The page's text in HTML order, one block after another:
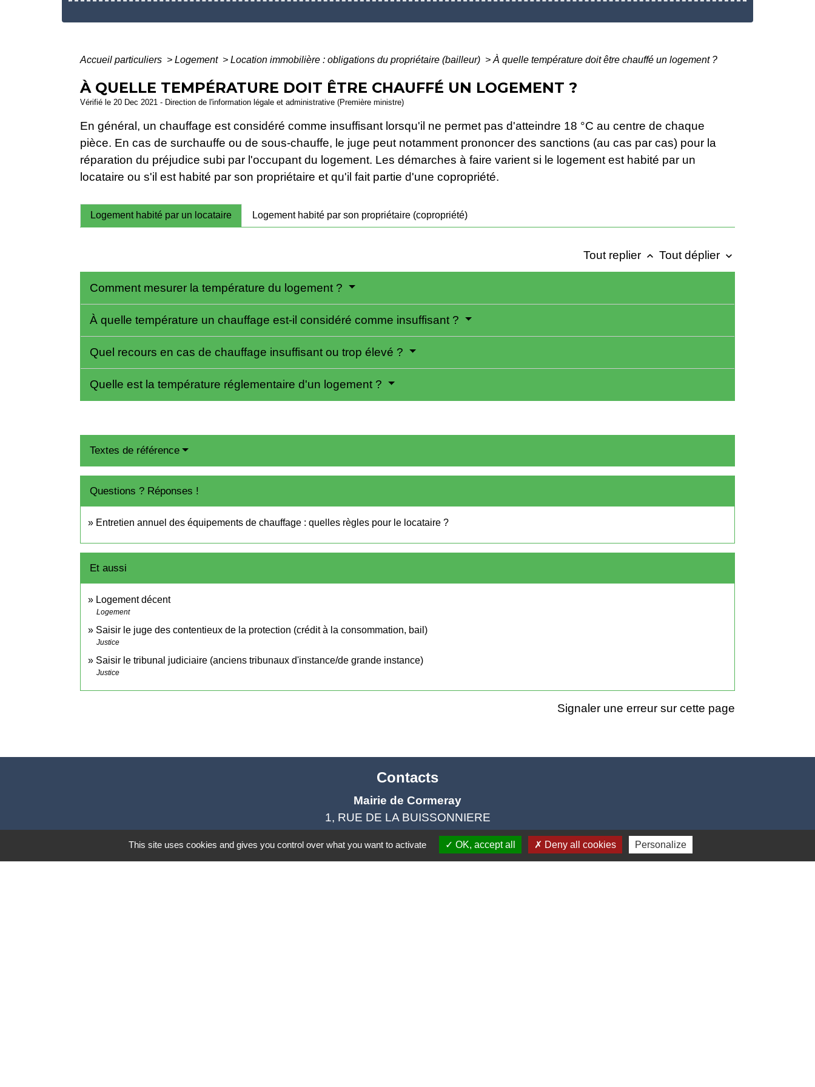
Accueil particuliers > Logement > Location immobilière : obligations du propriétaire (bailleur) > À quelle température doit être chauffé un logement ?
À QUELLE TEMPÉRATURE DOIT ÊTRE CHAUFFÉ UN LOGEMENT ?
Vérifié le 20 Dec 2021 - Direction de l'information légale et administrative (Première ministre)
En général, un chauffage est considéré comme insuffisant lorsqu'il ne permet pas d'atteindre 18 °C au centre de chaque
pièce. En cas de surchauffe ou de sous-chauffe, le juge peut notamment prononcer des sanctions (au cas par cas) pour la
réparation du préjudice subi par l'occupant du logement. Les démarches à faire varient si le logement est habité par un
locataire ou s'il est habité par son propriétaire et qu'il fait partie d'une copropriété.
Logement habité par un locataire Logement habité par son propriétaire (copropriété)
Tout replier keyboard_arrow_up Tout déplier keyboard_arrow_down
Comment mesurer la température du logement ?
À quelle température un chauffage est-il considéré comme insuffisant ?
Quel recours en cas de chauffage insuffisant ou trop élevé ?
Quelle est la température réglementaire d'un logement ?
Textes de référence
Questions ? Réponses !
Entretien annuel des équipements de chauffage : quelles règles pour le locataire ?
Et aussi
Logement décent
Logement
Saisir le juge des contentieux de la protection (crédit à la consommation, bail)
Justice
Saisir le tribunal judiciaire (anciens tribunaux d'instance/de grande instance)
Justice
Signaler une erreur sur cette page
Contacts
Mairie de Cormeray
1, RUE DE LA BUISSONNIERE
41120 Cormeray - FRANCE
+33 2 54 44 26 19
This site uses cookies and gives you control over what you want to activate OK, accept all Deny all cookies Personalize